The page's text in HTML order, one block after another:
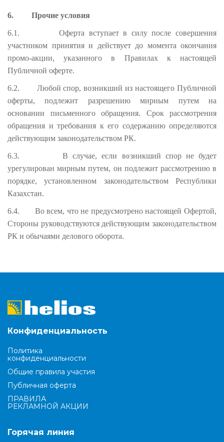
6. Прочие условия
6.1.
Оферта вступает в силу после совершения
участником принятия и действует до момента окончания
промо-акции, указанного в Правилах к настоящей
Публичной оферте.
6.2.
Любой спор, возникший из настоящего Публичной
оферты, подлежит разрешению мирным путем на
основании письменного обращения. Срок рассмотрения
обращения и требования к его содержанию определяются
действующим законодательством РК.
6.3.
В случае, если возникший спор не будет
урегулирован мирным путем, он подлежит рассмотрению в
порядке, установленном законодательством Республики
Казахстан.
6.4.
Во всем, что не предусмотрено настоящей Офертой,
Стороны руководствуются действующим законодательством
РК и обычаями делового оборота.
Конфиденциальность
Политика
конфиденциальности
Общие правила участия
Публичная оферта
ПРАВИЛА
РЕКЛАМНОЙ АКЦИИ
Горячая линия